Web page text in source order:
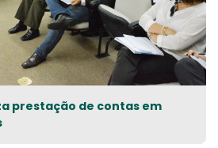
prestação de contas em